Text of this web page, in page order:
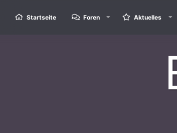
Startseite Foren Aktuelles